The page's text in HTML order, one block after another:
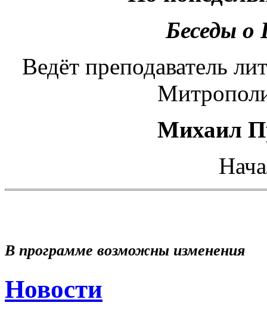
Беседы о
Ведёт преподаватель
Михаил
В программе возможны изменения
Новости